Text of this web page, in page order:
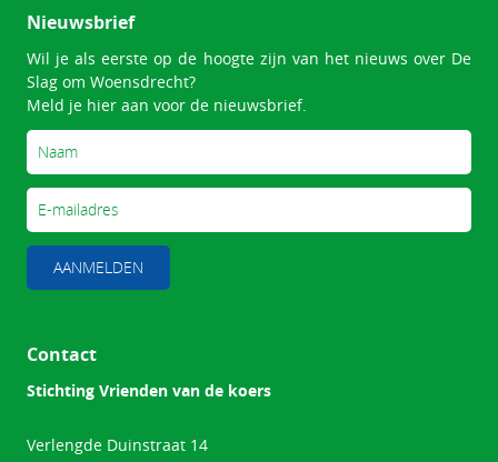
Nieuwsbrief
Wil je als eerste op de hoogte zijn van het nieuws over De
Slag om Woensdrecht?
Meld je hier aan voor de nieuwsbrief.
AANMELDEN
Contact
Stichting Vrienden van de koers
Verlengde Duinstraat 14